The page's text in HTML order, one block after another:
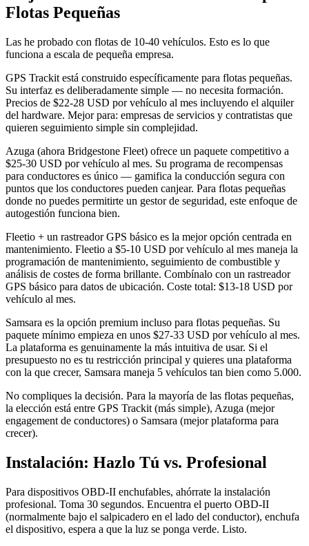
Flotas Pequeñas
Las he probado con flotas de 10-40 vehículos. Esto es lo que
funciona a escala de pequeña empresa.
GPS Trackit está construido específicamente para flotas pequeñas.
Su interfaz es deliberadamente simple — no necesita formación.
Precios de $22-28 USD por vehículo al mes incluyendo el alquiler
del hardware. Mejor para: empresas de servicios y contratistas que
quieren seguimiento simple sin complejidad.
Azuga (ahora Bridgestone Fleet) ofrece un paquete competitivo a
$25-30 USD por vehículo al mes. Su programa de recompensas
para conductores es único — gamifica la conducción segura con
puntos que los conductores pueden canjear. Para flotas pequeñas
donde no puedes permitirte un gestor de seguridad, este enfoque de
autogestión funciona bien.
Fleetio + un rastreador GPS básico es la mejor opción centrada en
mantenimiento. Fleetio a $5-10 USD por vehículo al mes maneja la
programación de mantenimiento, seguimiento de combustible y
análisis de costes de forma brillante. Combínalo con un rastreador
GPS básico para datos de ubicación. Coste total: $13-18 USD por
vehículo al mes.
Samsara es la opción premium incluso para flotas pequeñas. Su
paquete mínimo empieza en unos $27-33 USD por vehículo al mes.
La plataforma es genuinamente la más intuitiva de usar. Si el
presupuesto no es tu restricción principal y quieres una plataforma
con la que crecer, Samsara maneja 5 vehículos tan bien como 5.000.
No compliques la decisión. Para la mayoría de las flotas pequeñas,
la elección está entre GPS Trackit (más simple), Azuga (mejor
engagement de conductores) o Samsara (mejor plataforma para
crecer).
Instalación: Hazlo Tú vs. Profesional
Para dispositivos OBD-II enchufables, ahórrate la instalación
profesional. Toma 30 segundos. Encuentra el puerto OBD-II
(normalmente bajo el salpicadero en el lado del conductor), enchufa
el dispositivo, espera a que la luz se ponga verde. Listo.